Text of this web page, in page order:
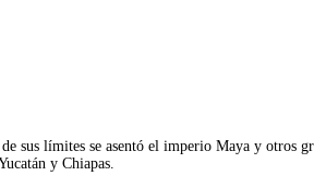
sus límites se asentó el imperio Maya y otros
y Chiapas.